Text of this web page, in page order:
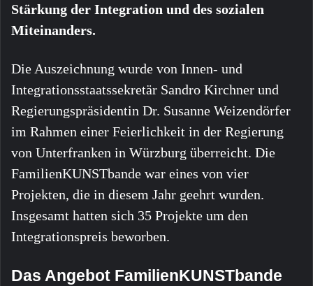
Stärkung der Integration und des sozialen
Miteinanders.
Die Auszeichnung wurde von Innen- und
Integrationsstaatssekretär Sandro Kirchner und
Regierungspräsidentin Dr. Susanne Weizendörfer
im Rahmen einer Feierlichkeit in der Regierung
von Unterfranken in Würzburg überreicht. Die
FamilienKUNSTbande war eines von vier
Projekten, die in diesem Jahr geehrt wurden.
Insgesamt hatten sich 35 Projekte um den
Integrationspreis beworben.
Das Angebot FamilienKUNSTbande